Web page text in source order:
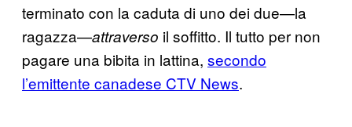
terminato con la caduta di uno dei due—la
ragazza—attraverso il soffitto. Il tutto per non
pagare una bibita in lattina, secondo
l’emittente canadese CTV News.